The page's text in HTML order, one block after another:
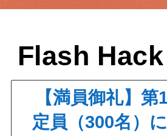
Flash
【満員御礼】
定員（300名）